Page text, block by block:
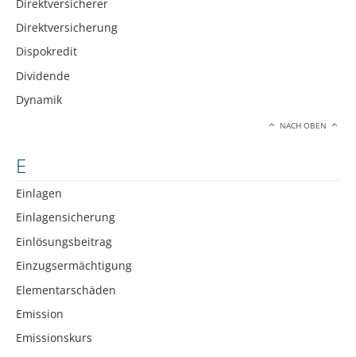
Direktversicherer
Direktversicherung
Dispokredit
Dividende
Dynamik
NACH OBEN
E
Einlagen
Einlagensicherung
Einlösungsbeitrag
Einzugsermächtigung
Elementarschäden
Emission
Emissionskurs